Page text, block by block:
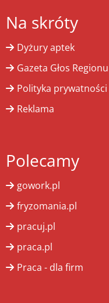
Na skróty
Dyżury aptek
Gazeta Głos Regionu
Polityka prywatności
Reklama
Polecamy
gowork.pl
fryzomania.pl
pracuj.pl
praca.pl
Praca - dla firm